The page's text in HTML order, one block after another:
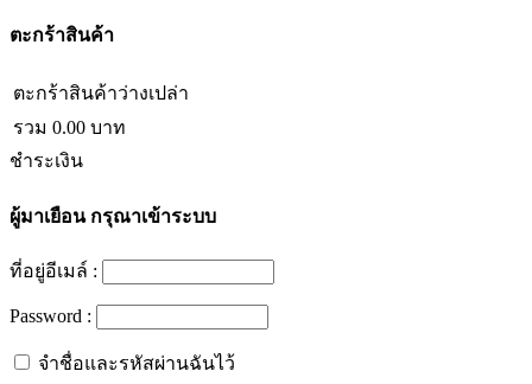
ตะกร้าสินค้า
ตะกร้าสินค้าว่างเปล่า
รวม 0.00 บาท
ชำระเงิน
ผู้มาเยือนกรุณาเข้าระบบ
ที่อยู่อีเมล์ :
Password :
จำชื่อและรหัสผ่านฉันไว้